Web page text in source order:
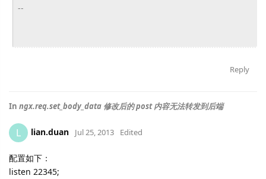
--
Reply
In ngx.req.set_body_data 修改后的 post 内容无法转发到后端
L lian.duan Jul 25, 2013 Edited
配置如下：
listen 22345;